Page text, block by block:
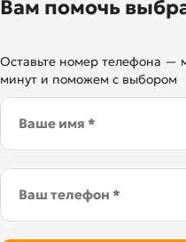
Вам помочь
Оставьте номер телефона —
минут и поможем с выбором